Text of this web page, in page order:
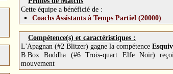
Cette équipe a bénéficié de :
Coachs Assistants à Temps Partiel (20000)
Compétence(s) et caractéristiques :
L'Apagnan (#2 Blitzer) gagne la compétence
B.Box Buddha (#6 Trois-quart Elfe Noir)
mouvement